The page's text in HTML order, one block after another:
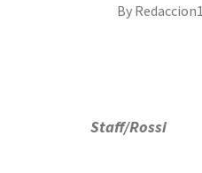
By Redaccion1
Staff/Rossi